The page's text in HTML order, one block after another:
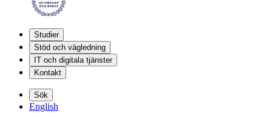
Studier
Stöd och vägledning
IT och digitala tjänster
Kontakt
Sök
English